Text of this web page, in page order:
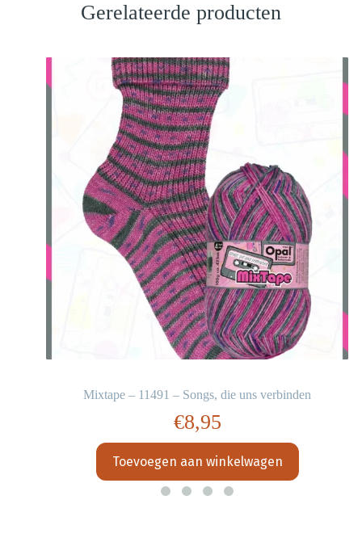
Gerelateerde producten
Mixtape – 11491 – Songs, die uns verbinden
€8,95
Toevoegen aan winkelwagen